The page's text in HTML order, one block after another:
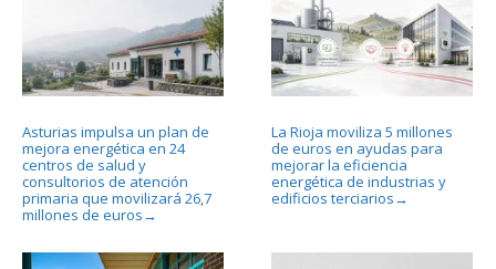
Asturias impulsa un plan de
mejora energética en 24
centros de salud y
consultorios de atención
primaria que movilizará 26,7
millones de euros →
La Rioja moviliza 5 millones
de euros en ayudas para
mejorar la eficiencia
energética de industrias y
edificios terciarios →